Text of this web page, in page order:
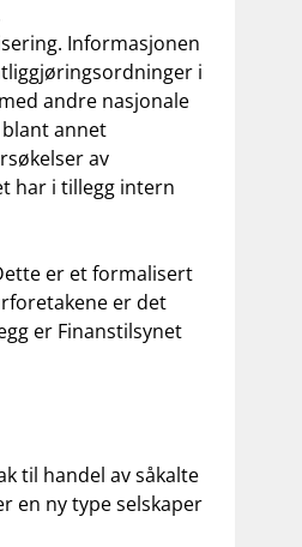
Informasjonen
i
andre nasjonale
annet
av
har i tillegg intern
er et formalisert
er det
er Finanstilsynet
til handel av såkalte
en ny type selskaper